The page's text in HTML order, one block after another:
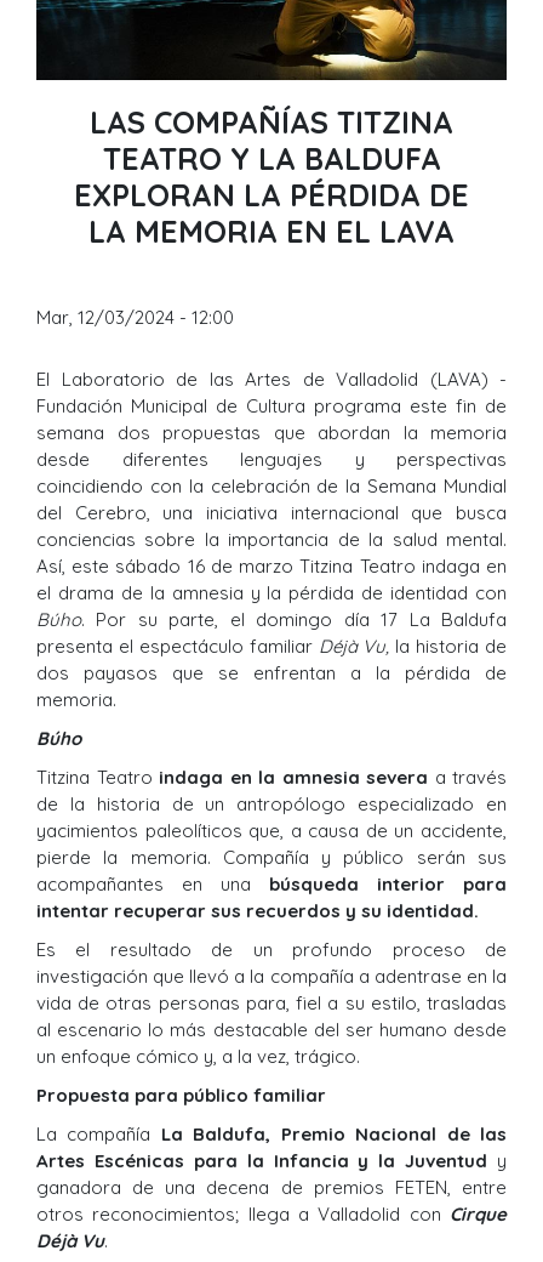
LAS COMPAÑÍAS TITZINA
TEATRO Y LA BALDUFA
EXPLORAN LA PÉRDIDA DE
LA MEMORIA EN EL LAVA
Mar, 12/03/2024 - 12:00
El Laboratorio de las Artes de Valladolid (LAVA) -
Fundación Municipal de Cultura programa este fin de
semana dos propuestas que abordan la memoria
desde diferentes lenguajes y perspectivas
coincidiendo con la celebración de la Semana Mundial
del Cerebro, una iniciativa internacional que busca
conciencias sobre la importancia de la salud mental.
Así, este sábado 16 de marzo Titzina Teatro indaga en
el drama de la amnesia y la pérdida de identidad con
Búho. Por su parte, el domingo día 17 La Baldufa
presenta el espectáculo familiar Déjà Vu, la historia de
dos payasos que se enfrentan a la pérdida de
memoria.
Búho
Titzina Teatro indaga en la amnesia severa a través
de la historia de un antropólogo especializado en
yacimientos paleolíticos que, a causa de un accidente,
pierde la memoria. Compañía y público serán sus
acompañantes en una búsqueda interior para
intentar recuperar sus recuerdos y su identidad.
Es el resultado de un profundo proceso de
investigación que llevó a la compañía a adentrase en la
vida de otras personas para, fiel a su estilo, trasladas
al escenario lo más destacable del ser humano desde
un enfoque cómico y, a la vez, trágico.
Propuesta para público familiar
La compañía La Baldufa, Premio Nacional de las
Artes Escénicas para la Infancia y la Juventud y
ganadora de una decena de premios FETEN, entre
otros reconocimientos; llega a Valladolid con Cirque
Déjà Vu.